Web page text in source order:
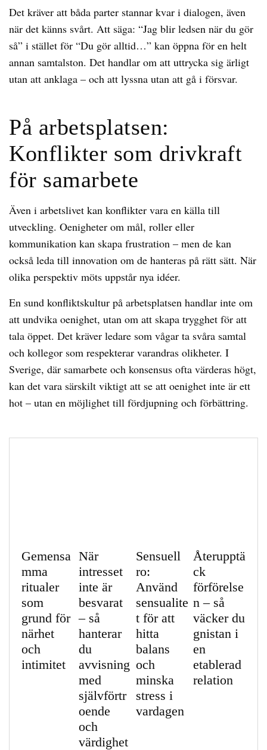
Det kräver att båda parter stannar kvar i dialogen, även
när det känns svårt. Att säga: “Jag blir ledsen när du gör
så” i stället för “Du gör alltid…” kan öppna för en helt
annan samtalston. Det handlar om att uttrycka sig ärligt
utan att anklaga – och att lyssna utan att gå i försvar.
På arbetsplatsen:
Konflikter som drivkraft
för samarbete
Även i arbetslivet kan konflikter vara en källa till
utveckling. Oenigheter om mål, roller eller
kommunikation kan skapa frustration – men de kan
också leda till innovation om de hanteras på rätt sätt. När
olika perspektiv möts uppstår nya idéer.
En sund konfliktskultur på arbetsplatsen handlar inte om
att undvika oenighet, utan om att skapa trygghet för att
tala öppet. Det kräver ledare som vågar ta svåra samtal
och kollegor som respekterar varandras olikheter. I
Sverige, där samarbete och konsensus ofta värderas högt,
kan det vara särskilt viktigt att se att oenighet inte är ett
hot – utan en möjlighet till fördjupning och förbättring.
Gemensa
mma
ritualer
som
grund för
närhet
och
intimitet
När
intresset
inte är
besvarat
– så
hanterar
du
avvisning
med
självförtr
oende
och
värdighet
Sensuell
ro:
Använd
sensualite
t för att
hitta
balans
och
minska
stress i
vardagen
Återupptä
ck
förförelse
n – så
väcker du
gnistan i
en
etablerad
relation